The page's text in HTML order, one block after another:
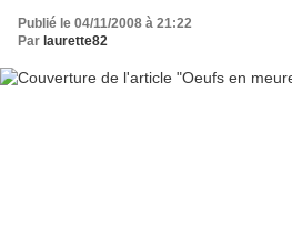
Publié le 04/11/2008 à 21:22
Par laurette82